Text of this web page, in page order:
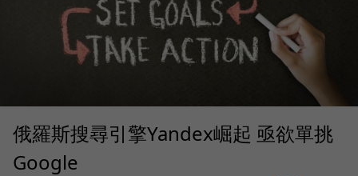
俄羅斯搜尋引擎Yandex崛起 亟欲單挑
Google